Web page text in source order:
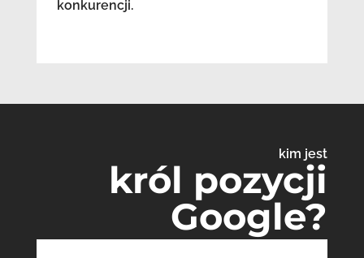
konkurencji.
kim jest
król pozycji
Google?